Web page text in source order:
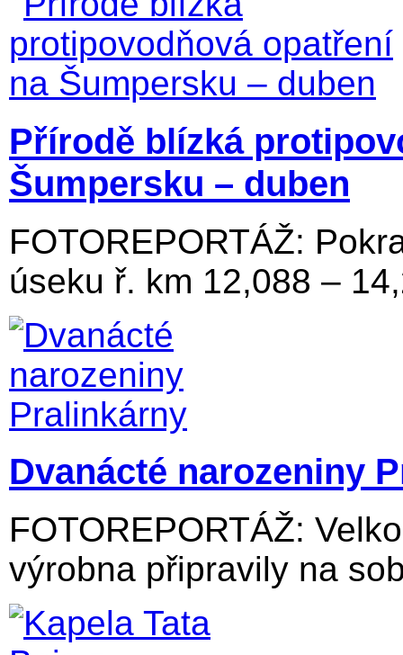
Přírodě blízká
Šumpersku – duben
FOTOREPORTÁŽ:
úseku ř. km 12,088 –
Dvanácté narozeniny
FOTOREPORTÁŽ:
výrobna připravily na